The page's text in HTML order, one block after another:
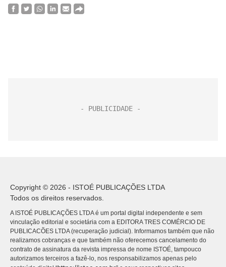
Copyright © 2026 - ISTOÉ PUBLICAÇÕES LTDA
Todos os direitos reservados.
A ISTOÉ PUBLICAÇÕES LTDA é um portal digital independente e sem
vinculação editorial e societária com a EDITORA TRES COMÉRCIO DE
PUBLICACÕES LTDA (recuperação judicial). Informamos também que não
realizamos cobranças e que também não oferecemos cancelamento do
contrato de assinatura da revista impressa de nome ISTOÉ, tampouco
autorizamos terceiros a fazê-lo, nos responsabilizamos apenas pelo